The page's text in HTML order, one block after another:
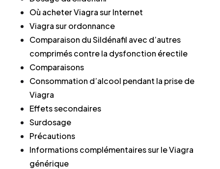
Où acheter Viagra sur Internet
Viagra sur ordonnance
Comparaison du Sildénafil avec d’autres
comprimés contre la dysfonction érectile
Comparaisons
Consommation d’alcool pendant la prise de
Viagra
Effets secondaires
Surdosage
Précautions
Informations complémentaires sur le Viagra
générique